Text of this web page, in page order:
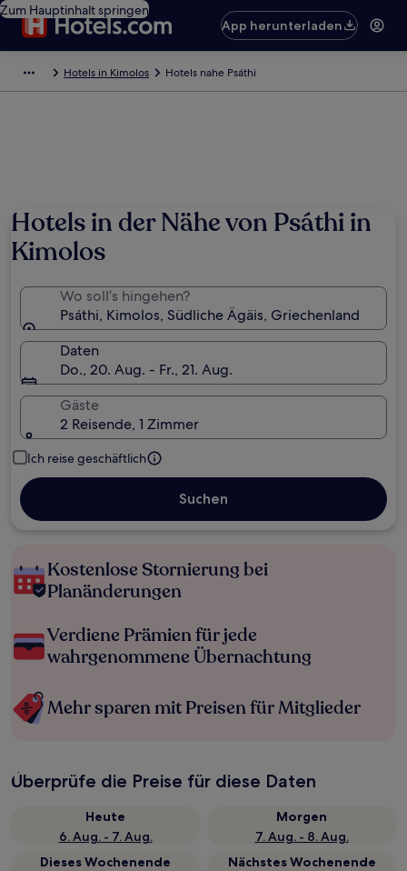
Zum Hauptinhalt springen
App herunterladen
Hotels in Kimolos Hotels nahe Psáthi
Hotels in der Nähe von Psáthi in
Kimolos
Wo soll’s hingehen?
Psáthi, Kimolos, Südliche Ägäis, Griechenland
Daten
Do., 20. Aug. - Fr., 21. Aug.
Gäste
2 Reisende, 1 Zimmer
Ich reise geschäftlich
Suchen
Kostenlose Stornierung bei
Planänderungen
Verdiene Prämien für jede
wahrgenommene Übernachtung
Mehr sparen mit Preisen für Mitglieder
Überprüfe die Preise für diese Daten
Heute
6. Aug. - 7. Aug.
Morgen
7. Aug. - 8. Aug.
Dieses Wochenende
Nächstes Wochenende